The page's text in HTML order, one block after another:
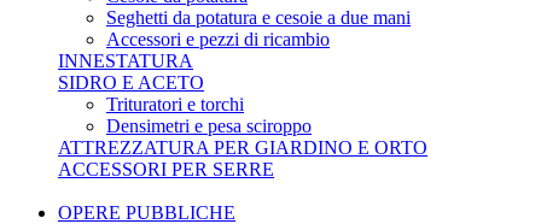
Seghetti da potatura e cesoie a due mani
Accessori e pezzi di ricambio
INNESTATURA
SIDRO E ACETO
Trituratori e torchi
Densimetri e pesa sciroppo
ATTREZZATURA PER GIARDINO E ORTO
ACCESSORI PER SERRE
OPERE PUBBLICHE